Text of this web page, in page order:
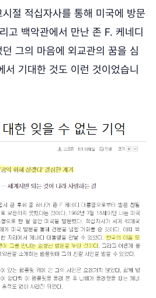
절 적십자사를 통해 미국에 방문
고 백악관에서 만난 존 F. 케네디
그의 마음에 외교관의 꿈을 심
서 기대한 것도 이런 것이었습니